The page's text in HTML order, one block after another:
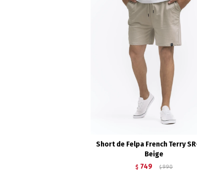
Short de Felpa French Terry
Beige
$ 749 $ 990